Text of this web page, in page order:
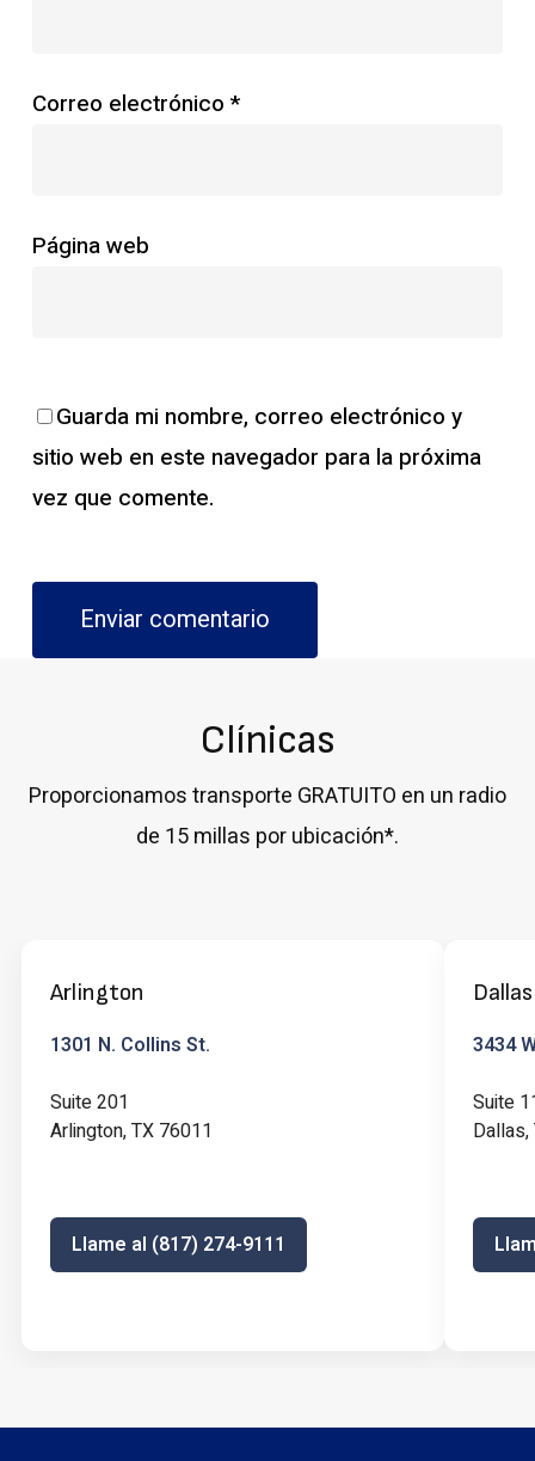
Correo electrónico *
Página web
Guarda mi nombre, correo electrónico y
sitio web en este navegador para la próxima
vez que comente.
Clínicas
Proporcionamos transporte GRATUITO en un radio
de 15 millas por ubicación*.
Arlington
1301 N. Collins St.
Suite 201
Arlington, TX 76011
Llame al (817) 274-9111
Dallas
3434
Suite